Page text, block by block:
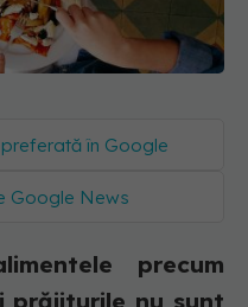
în Google
Google News
precum